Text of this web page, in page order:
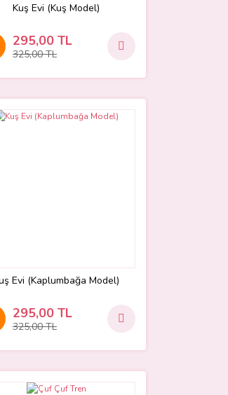
Kuş Evi (Kuş Model)
295,00 TL
325,00 TL
Evi (Kaplumbağa Model)
295,00 TL
325,00 TL